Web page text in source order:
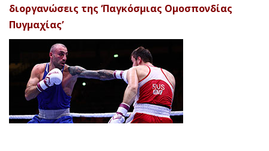
διοργανώσεις της ‘Παγκόσμιας Ομοσπονδίας
Πυγμαχίας’